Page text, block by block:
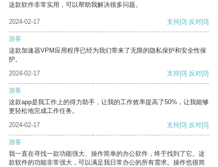
这款软件非常实用，可以帮助我解决很多问题。
2024-02-17 支持[0] 反对[0]
游客
这款加速器VPM应用程序已经为我们带来了无限的隐私保护和安全性保
护。
2024-02-17
支持[0] 反对[0]
游客
这款app是我工作上的得力助手，让我的工作效率提高了50%，让我能够
更轻松地完成工作任务。
2024-02-17
支持[0] 反对[0]
游客
我一直在寻找一款功能强大、操作简单的办公软件，终于找到了它。这
款软件的功能非常强大，可以满足我日常办公的所有需求。操作也很简